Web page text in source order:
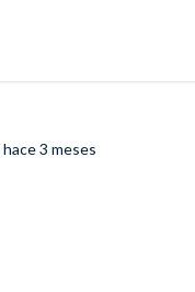
hace 3 meses